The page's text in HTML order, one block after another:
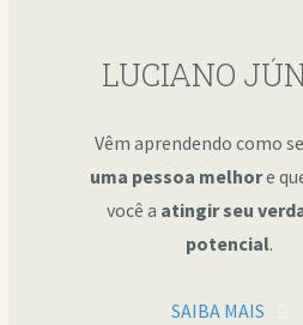
LUCIANO
Vêm aprendendo como se
uma pessoa melhore
você a atingir seu
potencial.
SAIBA MAIS